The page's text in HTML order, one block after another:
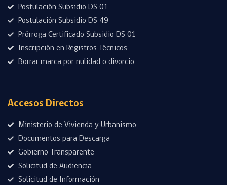
Postulación Subsidio DS 01
Postulación Subsidio DS 49
Prórroga Certificado Subsidio DS 01
Inscripción en Registros Técnicos
Borrar marca por nulidad o divorcio
Accesos Directos
Ministerio de Vivienda y Urbanismo
Documentos para Descarga
Gobierno Transparente
Solicitud de Audiencia
Solicitud de Información